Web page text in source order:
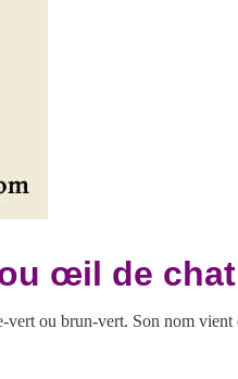
œil de chat
vert ou brun-vert. Son nom